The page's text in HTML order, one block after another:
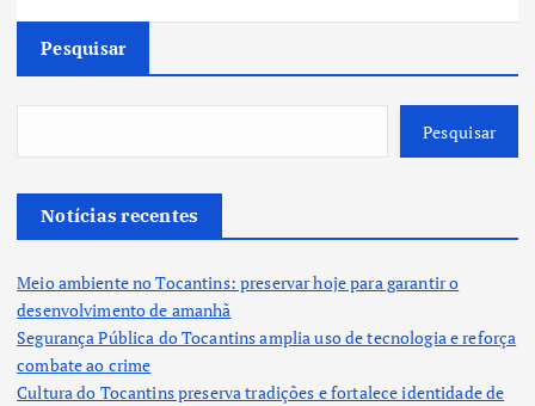
Pesquisar
Pesquisar
Notícias recentes
Meio ambiente no Tocantins: preservar hoje para garantir o
desenvolvimento de amanhã
Segurança Pública do Tocantins amplia uso de tecnologia e reforça
combate ao crime
Cultura do Tocantins preserva tradições e fortalece identidade de